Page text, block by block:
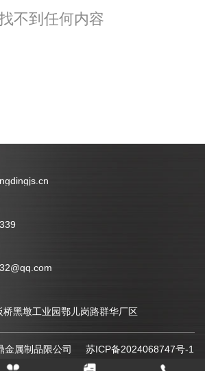
不到任何内容
桥黑墩工业园鄂儿岗路群华厂区
金属制品限公司 苏ICP备2024068747号-1